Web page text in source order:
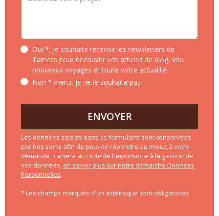
Oui *, je souhaite recevoir les newsletters de
Tamera pour découvrir vos articles de blog, vos
nouveaux voyages et toute votre actualité
Non * merci, je ne le souhaite pas
ENVOYER
Les données saisies dans ce formulaire sont conservées
par nos soins afin de pouvoir répondre au mieux à votre
demande. Tamera accorde de l’importance à la gestion de
vos données, en savoir plus sur notre démarche Données
Personnelles.
* Les champs marqués d'un astérisque sont obligatoires